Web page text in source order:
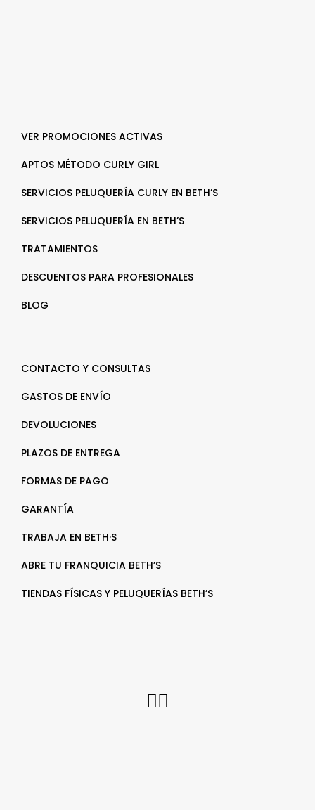
VER PROMOCIONES ACTIVAS
APTOS MÉTODO CURLY GIRL
SERVICIOS PELUQUERÍA CURLY EN BETH’S
SERVICIOS PELUQUERÍA EN BETH’S
TRATAMIENTOS
DESCUENTOS PARA PROFESIONALES
BLOG
CONTACTO Y CONSULTAS
GASTOS DE ENVÍO
DEVOLUCIONES
PLAZOS DE ENTREGA
FORMAS DE PAGO
GARANTÍA
TRABAJA EN BETH·S
ABRE TU FRANQUICIA BETH’S
TIENDAS FÍSICAS Y PELUQUERÍAS BETH’S